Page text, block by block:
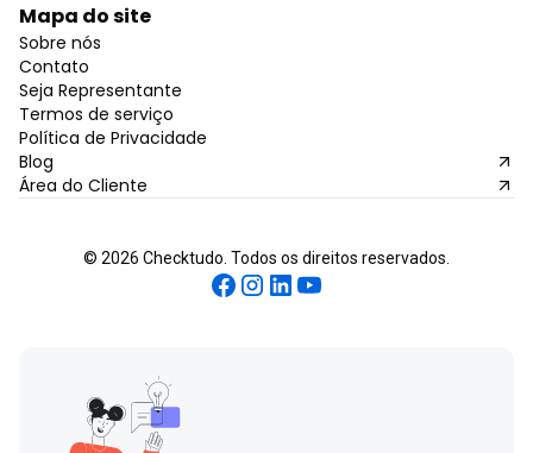
Mapa do site
Sobre nós
Contato
Seja Representante
Termos de serviço
Política de Privacidade
Blog
Área do Cliente
© 2026 Checktudo. Todos os direitos reservados.